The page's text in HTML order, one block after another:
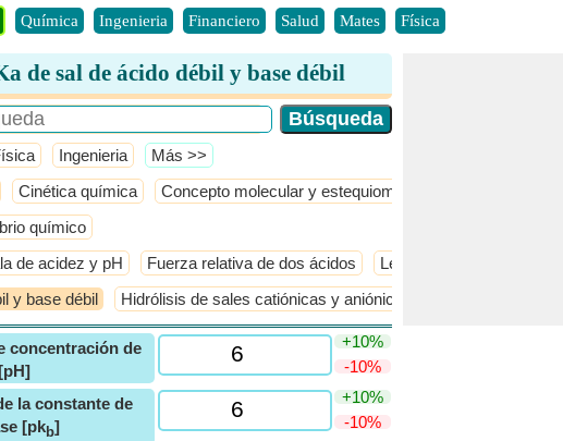
Química Ingenieria Financiero Salud Mates Física
de sal de ácido débil y base débil
Ingenieria ​Más >>
Cinética química Concepto molecular y estequiometría
químico
de acidez y pH Fuerza relativa de dos ácidos Ley de dilución de Ostwald
y base débil Hidrólisis de sales catiónicas y aniónicas
concentración de
+10%
-10%
la constante de
[pkb]
+10%
-10%